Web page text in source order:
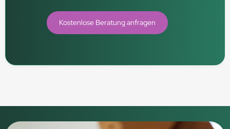
Kostenlose Beratung anfragen